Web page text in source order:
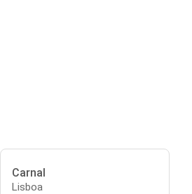
Carnal
Lisboa